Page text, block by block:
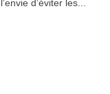
d’éviter les...